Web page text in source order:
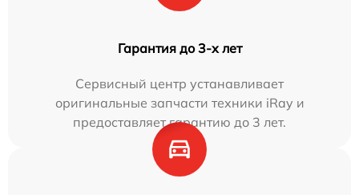
Гарантия до 3-х лет
Сервисный центр устанавливает
оригинальные запчасти техники iRay и
предоставляет гарантию до 3 лет.